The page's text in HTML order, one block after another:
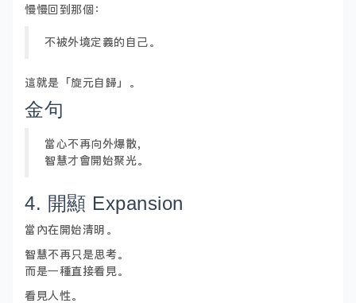
慢慢回到那個：
不被外境定義的自己。
這就是「旋元自歸」。
金句
當心不再向外爆散，
智慧才會開始聚光。
4. 開顯 Expansion
當內在開始清明。
智慧不再只是思考。
而是一種直接看見。
看見人性。